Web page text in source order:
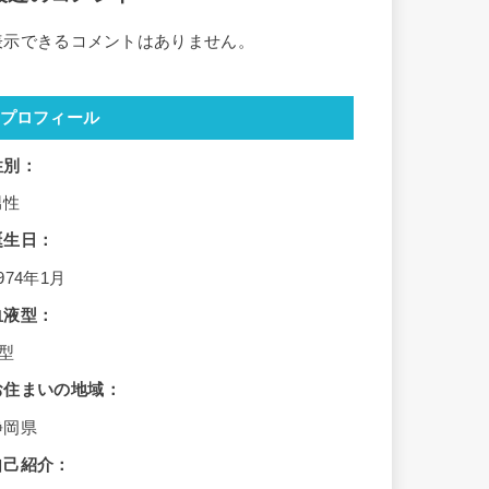
示できるコメントはありません。
プロフィール
：
日：
年1月
型：
住まいの地域：
岡県
紹介：